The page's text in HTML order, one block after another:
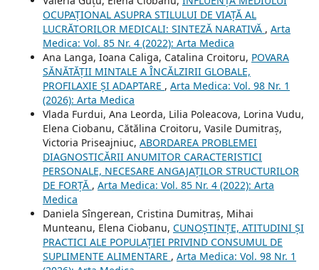
OCUPAȚIONAL ASUPRA STILULUI DE VIAȚĂ AL
LUCRĂTORILOR MEDICALI: SINTEZĂ NARATIVĂ , Arta
Medica: Vol. 85 Nr. 4 (2022): Arta Medica
Ana Langa, Ioana Caliga, Catalina Croitoru, POVARA
SĂNĂTĂȚII MINTALE A ÎNCĂLZIRII GLOBALE,
PROFILAXIE ȘI ADAPTARE , Arta Medica: Vol. 98 Nr. 1
(2026): Arta Medica
Vlada Furdui, Ana Leorda, Lilia Poleacova, Lorina Vudu,
Elena Ciobanu, Cătălina Croitoru, Vasile Dumitraș,
Victoria Priseajniuc, ABORDAREA PROBLEMEI
DIAGNOSTICĂRII ANUMITOR CARACTERISTICI
PERSONALE, NECESARE ANGAJAȚILOR STRUCTURILOR
DE FORȚĂ , Arta Medica: Vol. 85 Nr. 4 (2022): Arta
Medica
Daniela Sîngerean, Cristina Dumitraș, Mihai
Munteanu, Elena Ciobanu, CUNOȘTINȚE, ATITUDINI ȘI
PRACTICI ALE POPULAȚIEI PRIVIND CONSUMUL DE
SUPLIMENTE ALIMENTARE , Arta Medica: Vol. 98 Nr. 1